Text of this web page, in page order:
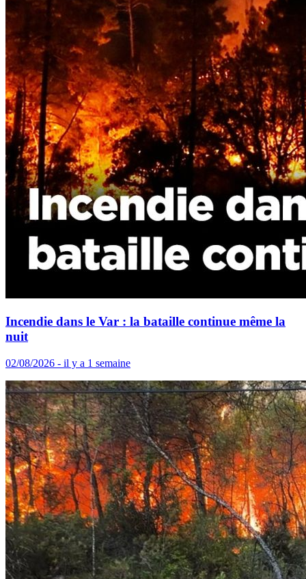
Incendie dans le Var : la bataille continue même la
nuit
02/08/2026 - il y a 1 semaine